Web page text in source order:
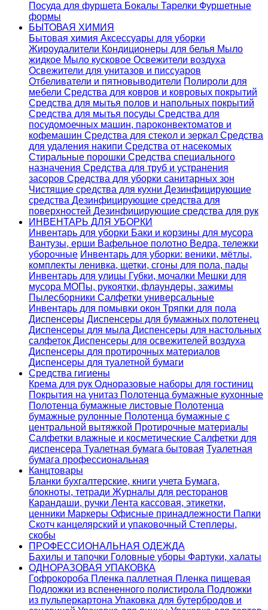
Посуда для фуршета Бокалы Тарелки Фуршетные
формы
БЫТОВАЯ ХИМИЯ
Бытовая химия Аксессуары для уборки
Жироудалители Кондиционеры для белья Мыло
жидкое Мыло кусковое Освежители воздуха
Освежители для унитазов и писсуаров
Отбеливатели и пятновыводители Полироли для
мебели Средства для ковров и ковровых покрытий
Средства для мытья полов и напольных покрытий
Средства для мытья посуды Средства для
посудомоечных машин, пароконвектоматов и
кофемашин Средства для стекол и зеркал Средства
для удаления накипи Средства от насекомых
Стиральные порошки Cредства специального
назначения Средства для труб и устранения
засоров Средства для уборки санитарных зон
Чистящие средства для кухни Дезинфицирующие
средства Дезинфицирующие средства для
поверхностей Дезинфицирующие средства для рук
ИНВЕНТАРЬ ДЛЯ УБОРКИ
Инвентарь для уборки Баки и корзины для мусора
Вантузы, ерши Вафельное полотно Ведра, тележки
уборочные Инвентарь для уборки: веники, мётлы,
комплекты ленивка, щетки, сгоны для пола, пады
Инвентарь для улицы Губки, мочалки Мешки для
мусора МОПы, рукоятки, флаундеры, зажимы
Пылесборники Салфетки универсальные
Инвентарь для помывки окон Тряпки для пола
Диспенсеры Диспенсеры для бумажных полотенец
Диспенсеры для мыла Диспенсеры для настольных
салфеток Диспенсеры для освежителей воздуха
Диспенсеры для протирочных материалов
Диспенсеры для туалетной бумаги
Средства гигиены
Крема для рук Одноразовые наборы для гостиниц
Покрытия на унитаз Полотенца бумажные кухонные
Полотенца бумажные листовые Полотенца
бумажные рулонные Полотенца бумажные с
центральной вытяжкой Протирочные материалы
Салфетки влажные и косметические Салфетки для
диспенсера Туалетная бумага бытовая Туалетная
бумага профессиональная
Канцтовары
Бланки бухгалтерские, книги учета Бумага,
блокноты, тетради Журналы для ресторанов
Карандаши, ручки Лента кассовая, этикетки,
ценники Маркеры Офисные принадлежности Папки
Скотч канцелярский и упаковочный Степлеры,
скобы
ПРОФЕССИОНАЛЬНАЯ ОДЕЖДА
Бахилы и тапочки Головные уборы Фартуки, халаты
ОДНОРАЗОВАЯ УПАКОВКА
Гофрокороба Пленка паллетная Пленка пищевая
Подложки из вспененного полистирола Подложки
из пульперкартона Упаковка для бутербродов и